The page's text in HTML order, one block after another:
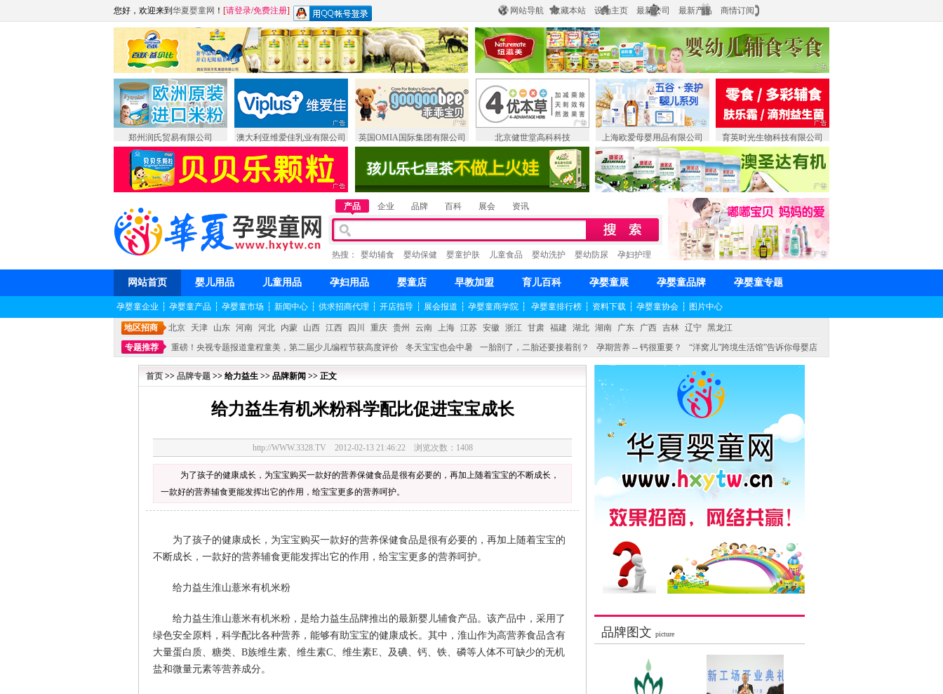
网站导航 收藏本站 设为主页 最新公司 最新产品 商情订阅
您好，欢迎来到 华夏婴童网 ！ [请登录/免费注册]
郑州润氏贸易有限公司 澳大利亚维爱佳乳业有限公司 英国OMIA国际集团有限公司 北京健世堂高科科技 上海欧爱母婴用品有限公司 育英时光生物科技有限公司
产品 企业 品牌 百科 展会 资讯
热搜： 婴幼辅食 婴幼保健 婴童护肤 儿童食品 婴幼洗护 婴幼防尿 孕妇护理
网站首页 婴儿用品 儿童用品 孕妇用品 婴童店 早教加盟 育儿百科 孕婴童展 孕婴童品牌 孕婴童专题
孕婴童企业 ┆ 孕婴童产品 ┆ 孕婴童市场 ┆ 新闻中心 ┆ 供求招商代理 ┆ 开店指导 ┆ 展会报道 ┆ 孕婴童商学院 ┆ 孕婴童排行榜 ┆ 资料下载 ┆ 孕婴童协会 ┆ 图片中心
地区招商 北京 天津 山东 河南 河北 内蒙 山西 江西 四川 重庆 贵州 云南 上海 江苏 安徽 浙江 甘肃 福建 湖北 湖南 广东 广西 吉林 辽宁 黑龙江
专题推荐
重磅！央视专题报道童程童美，第二届少儿编程节获高度评价 冬天宝宝也会中暑 一胎剖了，二胎还要接着剖？ 孕期营养 -- 钙很重要？
“洋窝儿”跨境生活馆”告诉你母婴店
不能再单纯地销售产品,而要向增强服务转型,毕竟母婴产品比较特殊。”
妇幼广场 免租了！
首页 >> 品牌专题 >> 给力益生 >> 品牌新闻 >> 正文
给力益生有机米粉科学配比促进宝宝成长
http://WWW.3328.TV 2012-02-13 21:46:22 浏览次数：1408
为了孩子的健康成长，为宝宝购买一款好的营养保健食品是很有必要的，再加上随着宝宝的不断成长，
一款好的营养辅食更能发挥出它的作用，给宝宝更多的营养呵护。
为了孩子的健康成长，为宝宝购买一款好的营养保健食品是很有必要的，再加上随着宝宝的
不断成长，一款好的营养辅食更能发挥出它的作用，给宝宝更多的营养呵护。
给力益生淮山薏米有机米粉
给力益生淮山薏米有机米粉，是给力益生品牌推出的最新婴儿辅食产品。该产品中，采用了
绿色安全原料，科学配比各种营养，能够有助宝宝的健康成长。其中，淮山作为高营养食品含有
大量蛋白质、糖类、B族维生素、维生素C、维生素E、及碘、钙、铁、磷等人体不可缺少的无机
盐和微量元素等营养成分。
品牌图文 picture